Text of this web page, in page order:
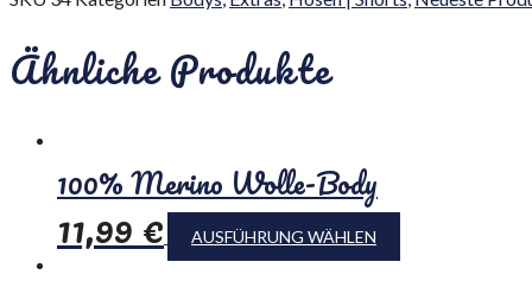
Ähnliche Produkte
100% Merino Wolle-Body
11,99€ AUSFÜHRUNG WÄHLEN